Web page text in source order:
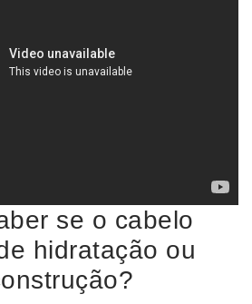
se o cabelo
hidratação ou